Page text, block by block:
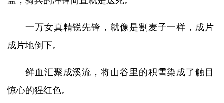
一万女真精锐先锋，就像是割麦子一样，成片
成片地倒下。
鲜血汇聚成溪流，将山谷里的积雪染成了触目
惊心的猩红色。